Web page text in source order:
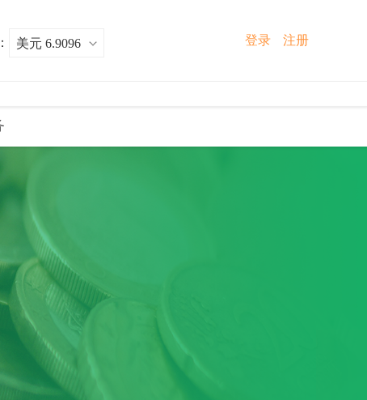
美元 6.9096 登录 注册